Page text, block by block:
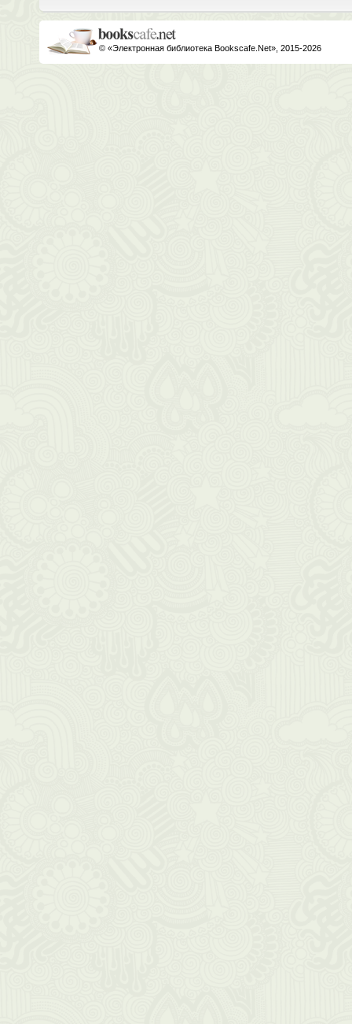
© «Электронная библиотека Bookscafe.Net», 2015-2026